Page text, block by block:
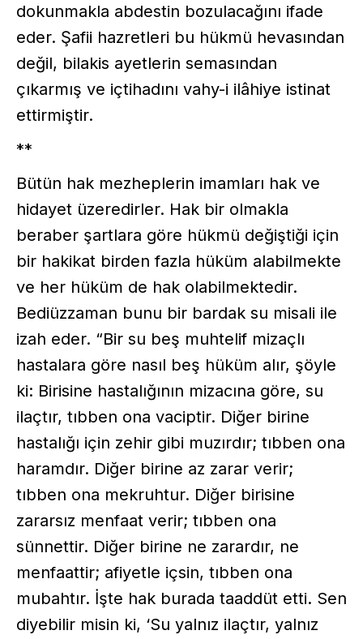
dokunmakla abdestin bozulacağını ifade
eder. Şafii hazretleri bu hükmü hevasından
değil, bilakis ayetlerin semasından
çıkarmış ve içtihadını vahy-i ilâhiye istinat
ettirmiştir.
**
Bütün hak mezheplerin imamları hak ve
hidayet üzeredirler. Hak bir olmakla
beraber şartlara göre hükmü değiştiği için
bir hakikat birden fazla hüküm alabilmekte
ve her hüküm de hak olabilmektedir.
Bediüzzaman bunu bir bardak su misali ile
izah eder. “Bir su beş muhtelif mizaçlı
hastalara göre nasıl beş hüküm alır, şöyle
ki: Birisine hastalığının mizacına göre, su
ilaçtır, tıbben ona vaciptir. Diğer birine
hastalığı için zehir gibi muzırdır; tıbben ona
haramdır. Diğer birine az zarar verir;
tıbben ona mekruhtur. Diğer birisine
zararsız menfaat verir; tıbben ona
sünnettir. Diğer birine ne zarardır, ne
menfaattir; afiyetle içsin, tıbben ona
mubahtır. İşte hak burada taaddüt etti. Sen
diyebilir misin ki, ‘Su yalnız ilaçtır, yalnız